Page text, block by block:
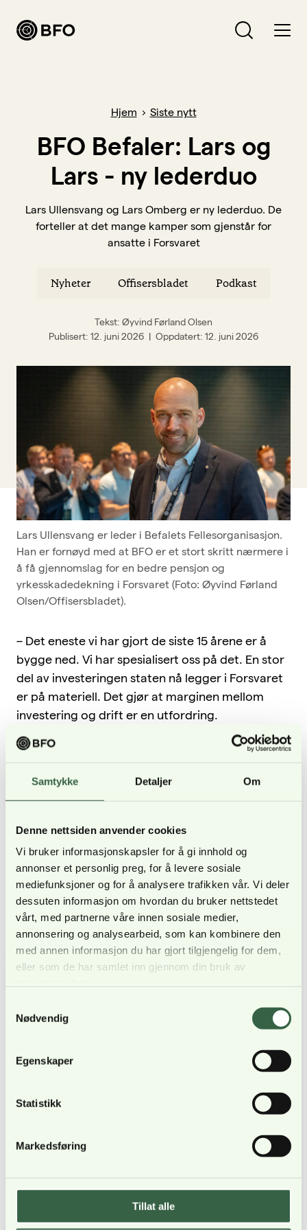
Samtykke Detaljer Om
Denne nettsiden anvender cookies
Vi bruker informasjonskapsler for å gi innhold og
annonser et personlig preg, for å levere sosiale
mediefunksjoner og for å analysere trafikken vår. Vi deler
dessuten informasjon om hvordan du bruker nettstedet
vårt, med partnerne våre innen sosiale medier,
annonsering og analysearbeid, som kan kombinere den
med annen informasjon du har gjort tilgjengelig for dem,
eller som de har samlet inn gjennom din bruk av
Nødvendig
Egenskaper
Statistikk
Markedsføring
Tillat alle
Bli BFO-medlem
Verving
Medlemsavtaler
Hva vi jobber for
BFO-skolen
KAFO
BFO UNG
Tillitsvalgt
Typer medlemskap
Kurskalender
Innmeldingsskjema
Kontakt oss
Hjem Siste nytt
Lars Ullensvang er leder i Befalets Fellesorganisasjon.
Han er fornøyd med at BFO er et stort skritt nærmere i
å få gjennomslag for en bedre pensjon og
yrkesskadedekning i Forsvaret (Foto: Øyvind Førland
Olsen/Offisersbladet).
BFO Befaler: Lars og
Lars - ny lederduo
Lars Ullensvang og Lars Omberg er ny lederduo. De
forteller at det mange kamper som gjenstår for
ansatte i Forsvaret
Nyheter Offisersbladet Podkast
Tekst: Øyvind Førland Olsen
Publisert 12. juni 2026 Oppdatert 12. juni 2026
– Det eneste vi har gjort de siste 15 årene er å
bygge ned. Vi har spesialisert oss på det. En stor
del av investeringen staten nå legger i Forsvaret
er på materiell. Det gjør at marginen mellom
investering og drift er en utfordring.
– For å være best på det vi skal gjøre så må vi øve
og trene på det hver eneste dag, sier Lars
Ullensvang i podkasten BFO Befaler.
Han ble valgt som ny leder Befalets
Fellesorganisasjon under BFOs 13. ordinære
kongress torsdag 11. juni.
Lars Omberg er nestleder i BFO, og sammen
utgjør de den nye politiske ledelsen.
Lars Ullensvang (t.v.) og Lars Omberg utgjør den
Olsen/Offisersbladet).
– Jeg prøver også å formidle til arbeidsgiver at